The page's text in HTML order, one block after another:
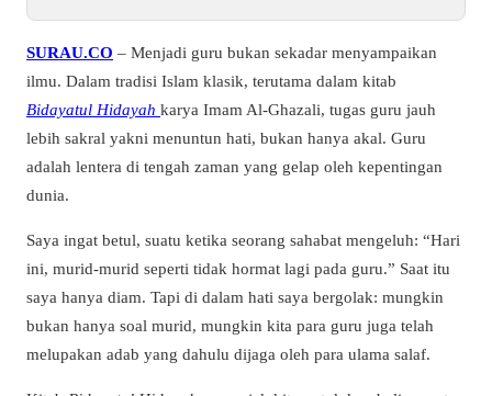
SURAU.CO – Menjadi guru bukan sekadar menyampaikan
ilmu. Dalam tradisi Islam klasik, terutama dalam kitab
Bidayatul Hidayah karya Imam Al-Ghazali, tugas guru jauh
lebih sakral yakni menuntun hati, bukan hanya akal. Guru
adalah lentera di tengah zaman yang gelap oleh kepentingan
dunia.
Saya ingat betul, suatu ketika seorang sahabat mengeluh: “Hari
ini, murid-murid seperti tidak hormat lagi pada guru.” Saat itu
saya hanya diam. Tapi di dalam hati saya bergolak: mungkin
bukan hanya soal murid, mungkin kita para guru juga telah
melupakan adab yang dahulu dijaga oleh para ulama salaf.